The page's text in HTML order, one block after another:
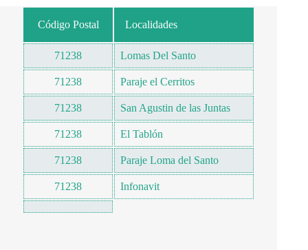
Código Postal Localidades
71238 Lomas Del Santo
71238 Paraje el Cerritos
71238 San Agustin de las Juntas
71238 El Tablón
71238 Paraje Loma del Santo
71238 Infonavit